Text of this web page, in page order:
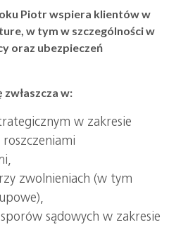
Piotr wspiera klientów w
w tym w szczególności w
oraz ubezpieczeń
w:
w zakresie
zwolnieniach (w tym
sądowych w zakresie